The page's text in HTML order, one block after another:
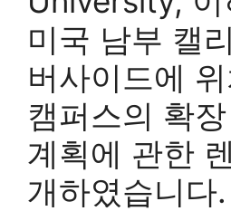
미국 남부 캘
버사이드에
캠퍼스의 확
계획에 관한
개하였습니다.